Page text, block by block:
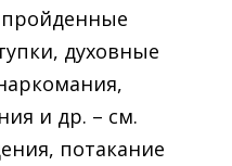
духовные
и др. – см.
потакание